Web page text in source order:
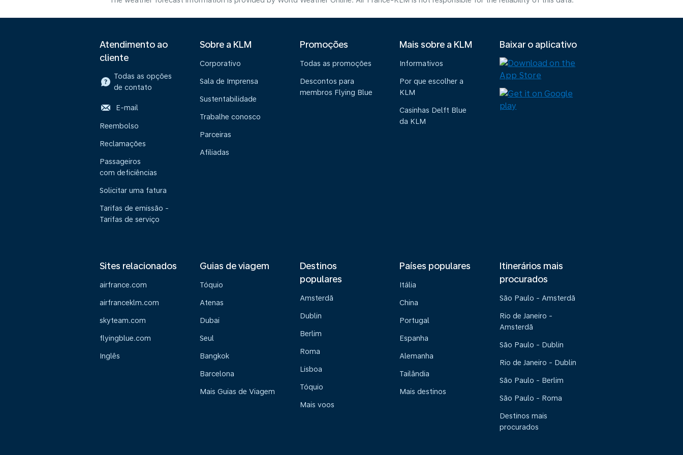
Atendimento ao
cliente
Todas as opções
de contato
E-mail
Reembolso
Reclamações
Passageiros
com deficiências
Solicitar uma fatura
Tarifas de emissão -
Tarifas de serviço
Sobre a KLM
Corporativo
Sala de Imprensa
Sustentabilidade
Trabalhe conosco
Parceiras
Afiliadas
Promoções
Todas as promoções
Descontos para
membros Flying Blue
Mais sobre a KLM
Informativos
Por que escolher a
KLM
Casinhas Delft Blue
da KLM
Baixar o aplicativo
Sites relacionados
airfrance.com
airfranceklm.com
skyteam.com
flyingblue.com
Inglês
Guias de viagem
Tóquio
Atenas
Dubai
Seul
Bangkok
Barcelona
Mais Guias de Viagem
Destinos
populares
Amsterdã
Dublin
Berlim
Roma
Lisboa
Tóquio
Mais voos
Países populares
Itália
China
Portugal
Espanha
Alemanha
Tailândia
Mais destinos
Itinerários mais
procurados
São Paulo - Amsterdã
Rio de Janeiro -
Amsterdã
São Paulo - Dublin
Rio de Janeiro - Dublin
São Paulo - Berlim
São Paulo - Roma
Destinos mais
procurados